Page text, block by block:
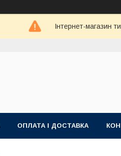
Інтернет-магазин
ОПЛАТА І ДОСТАВКА